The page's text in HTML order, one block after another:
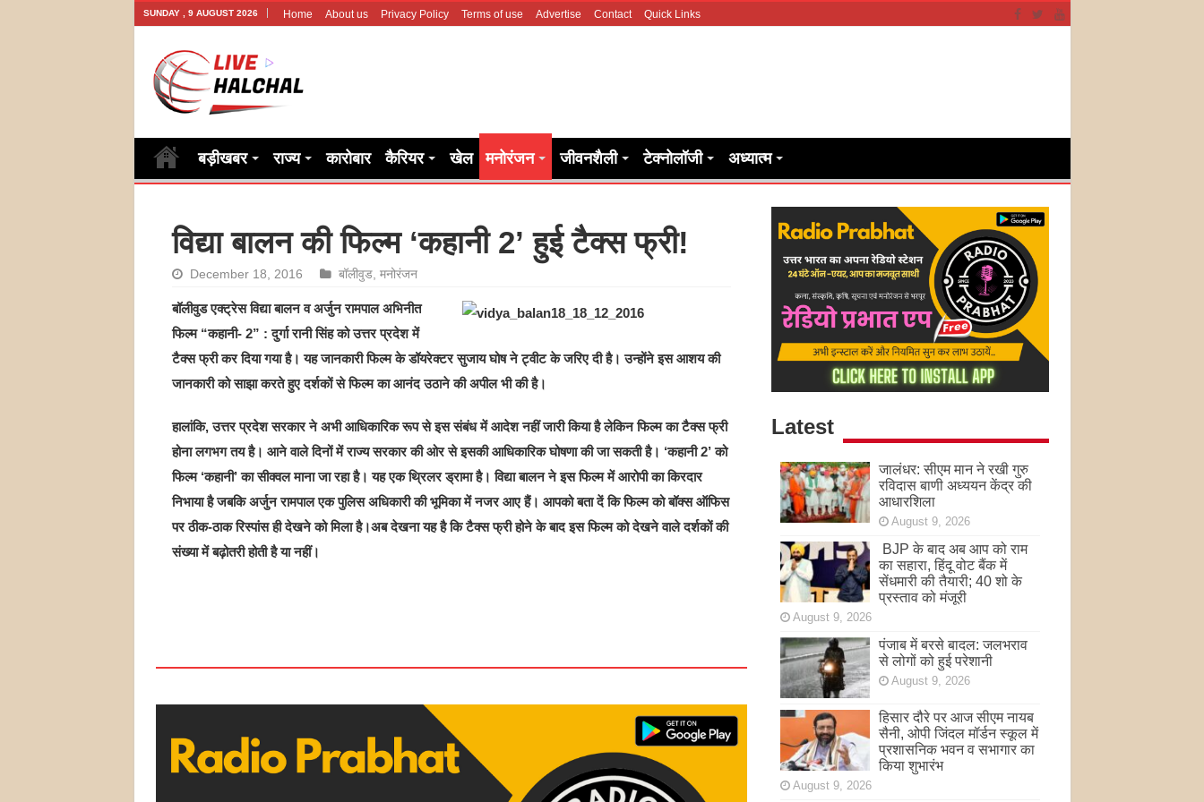
SUNDAY , 9 AUGUST 2026 Home About us Privacy Policy Terms of use Advertise Contact Quick Links
बड़ीखबर राज्य कारोबार कैरियर खेल मनोरंजन जीवनशैली टेक्नोलॉजी अध्यात्म
विद्या बालन की फिल्म ‘कहानी 2’ हुई टैक्स फ्री!
December 18, 2016 बॉलीवुड, मनोरंजन
बॉलीवुड एक्ट्रेस विद्या बालन व अर्जुन रामपाल अभिनीत
फिल्म “कहानी- 2” : दुर्गा रानी सिंह को उत्तर प्रदेश में
टैक्स फ्री कर दिया गया है। यह जानकारी फिल्म के डॉयरेक्टर सुजाय घोष ने ट्वीट के जरिए दी है। उन्होंने इस आशय की
जानकारी को साझा करते हुए दर्शकों से फिल्म का आनंद उठाने की अपील भी की है।
हालांकि, उत्तर प्रदेश सरकार ने अभी आधिकारिक रूप से इस संबंध में आदेश नहीं जारी किया है लेकिन फिल्म का टैक्स फ्री
होना लगभग तय है। आने वाले दिनों में राज्य सरकार की ओर से इसकी आधिकारिक घोषणा की जा सकती है। ‘कहानी 2’ को
फिल्म ‘कहानी’ का सीक्वल माना जा रहा है। यह एक थ्रिलर ड्रामा है। विद्या बालन ने इस फिल्म में आरोपी का किरदार
निभाया है जबकि अर्जुन रामपाल एक पुलिस अधिकारी की भूमिका में नजर आए हैं। आपको बता दें कि फिल्म को बॉक्स ऑफिस
पर ठीक-ठाक रिस्पांस ही देखने को मिला है।अब देखना यह है कि टैक्स फ्री होने के बाद इस फिल्म को देखने वाले दर्शकों की
संख्या में बढ़ोतरी होती है या नहीं।
Latest
जालंधर: सीएम मान ने रखी गुरु
रविदास बाणी अध्ययन केंद्र की
आधारशिला
August 9, 2026
BJP के बाद अब आप को राम
का सहारा, हिंदू वोट बैंक में
सेंधमारी की तैयारी; 40 शो के
प्रस्ताव को मंजूरी
August 9, 2026
पंजाब में बरसे बादल: जलभराव
से लोगों को हुई परेशानी
August 9, 2026
हिसार दौरे पर आज सीएम नायब
सैनी, ओपी जिंदल मॉर्डन स्कूल में
प्रशासनिक भवन व सभागार का
किया शुभारंभ
August 9, 2026